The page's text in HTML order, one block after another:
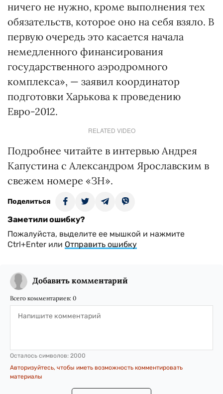
ничего не нужно, кроме выполнения тех
обязательств, которое оно на себя взяло. В
первую очередь это касается начала
немедленного финансирования
государственного аэродромного
комплекса», — заявил координатор
подготовки Харькова к проведению
Евро-2012.
RELATED VIDEO
Подробнее читайте в интервью Андрея
Капустина с Александром Ярославским в
свежем номере «ЗН».
Поделиться
Заметили ошибку?
Пожалуйста, выделите ее мышкой и нажмите
Ctrl+Enter или Отправить ошибку
Добавить комментарий
Всего комментариев: 0
Осталось символов: 2000
Авторизуйтесь, чтобы иметь возможность комментировать
материалы